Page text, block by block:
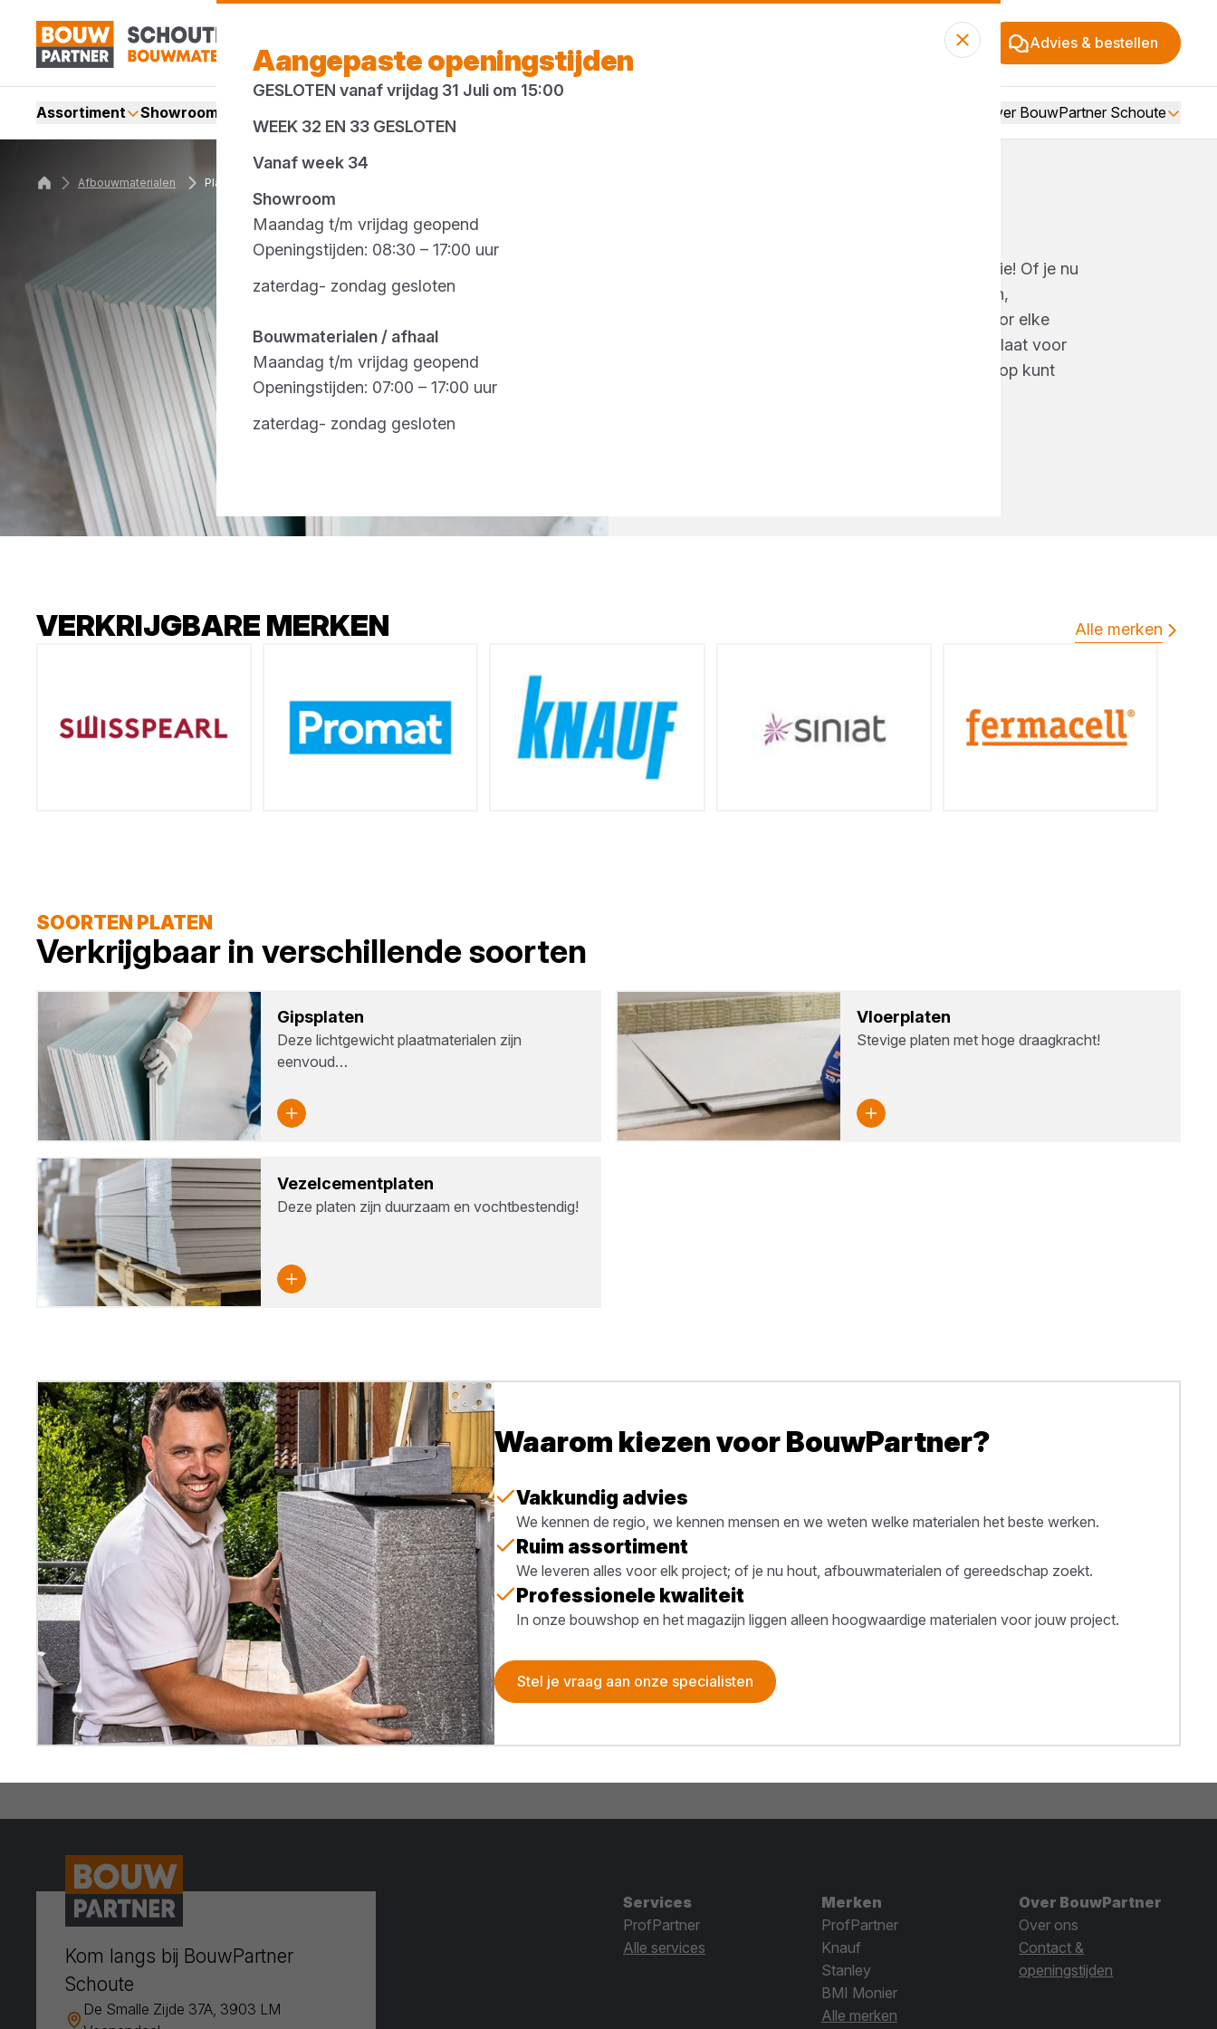
Advies & bestellen
Assortiment Showroom Over BouwPartner Schoute
Platen zijn de basis voor elke solide constructie! Of je nu
een vloer, wand, plafond of meubel wilt maken,
plaatmaterialen bieden de ideale oplossing voor elke
bouw- en renovatieklus. Ontdek de perfecte plaat voor
jouw project en ga voor een resultaat waar je op kunt
Afbouwmaterialen Platen
VERKRIJGBARE MERKEN Alle merken
SOORTEN PLATEN
Verkrijgbaar in verschillende soorten
Gips­pla­ten
Deze lichtgewicht plaatmaterialen zijn
eenvoud…
Vloer­pla­ten
Stevige platen met hoge draagkracht!
Vezel­ce­ment­pla­ten
Deze platen zijn duurzaam en vochtbestendig!
Waarom kiezen voor BouwPartner?
Vakkundig advies
We kennen de regio, we kennen mensen en we weten welke materialen het beste werken.
Ruim assortiment
We leveren alles voor elk project; of je nu hout, afbouwmaterialen of gereedschap zoekt.
Professionele kwaliteit
In onze bouwshop en het magazijn liggen alleen hoogwaardige materialen voor jouw project.
Stel je vraag aan onze specialisten
Aangepaste openingstijden
GESLOTEN vanaf vrijdag 31 Juli om 15:00
WEEK 32 EN 33 GESLOTEN
Vanaf week 34
Showroom
Maandag t/m vrijdag geopend
Openingstijden: 08:30 – 17:00 uur
zaterdag- zondag gesloten
Bouwmaterialen / afhaal
Maandag t/m vrijdag geopend
Openingstijden: 07:00 – 17:00 uur
zaterdag- zondag gesloten
Kom langs bij BouwPartner
Schoute
De Smalle Zijde 37A, 3903 LM
Services
ProfPartner
Alle services
Merken
ProfPartner
Knauf
Stanley
BMI Monier
Alle merken
Over BouwPartner
Over ons
Contact &
openingstijden